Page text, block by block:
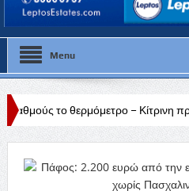
Menu
– Κίτρινη προειδοποίηση